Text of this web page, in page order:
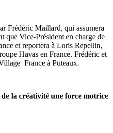
Frédéric Maillard, qui assumera
que Vice-Président en charge de
et reportera à Loris Repellin,
Havas en France. Frédéric et
France à Puteaux.
la créativité une force motrice